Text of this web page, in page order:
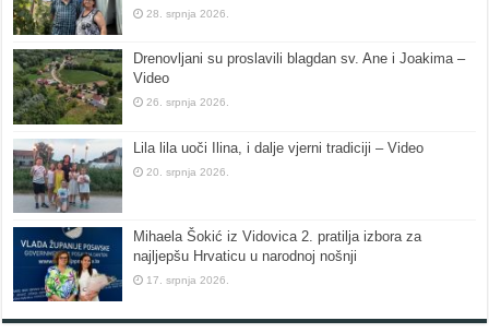
28. srpnja 2026.
Drenovljani su proslavili blagdan sv. Ane i Joakima –
Video
26. srpnja 2026.
Lila lila uoči Ilina, i dalje vjerni tradiciji – Video
20. srpnja 2026.
Mihaela Šokić iz Vidovica 2. pratilja izbora za
najljepšu Hrvaticu u narodnoj nošnji
17. srpnja 2026.